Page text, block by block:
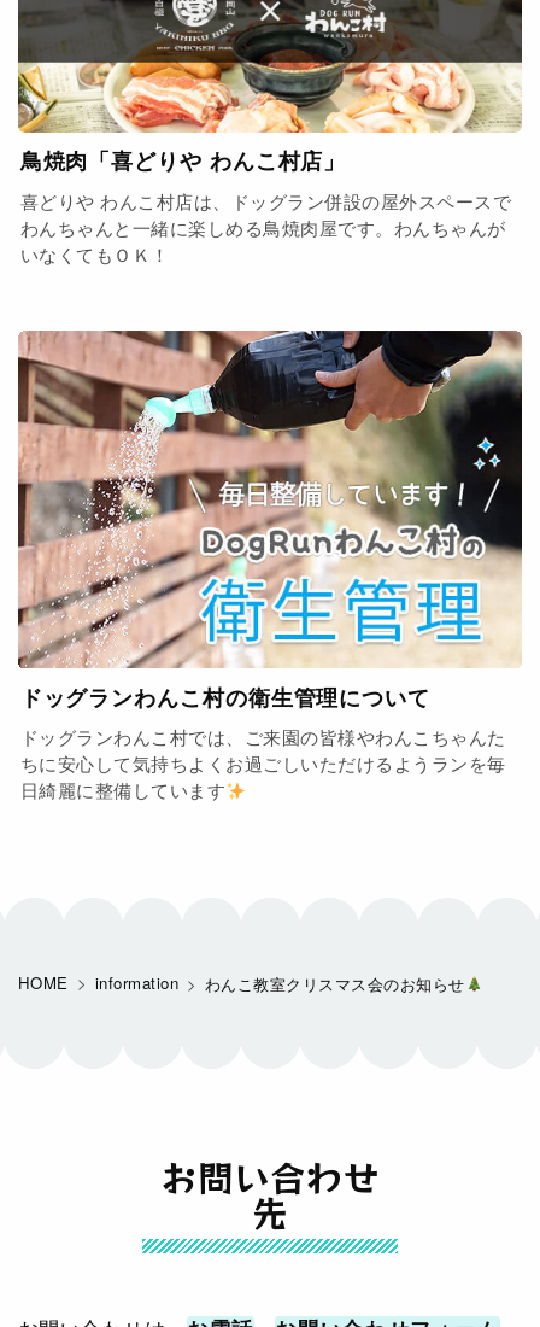
鳥焼肉「喜どりや わんこ村店」
喜どりや わんこ村店は、ドッグラン併設の屋外スペースで
わんちゃんと一緒に楽しめる鳥焼肉屋です。わんちゃんが
いなくてもＯＫ！
ドッグランわんこ村の衛生管理について
ドッグランわんこ村では、ご来園の皆様やわんこちゃんた
ちに安心して気持ちよくお過ごしいただけるようランを毎
日綺麗に整備しています
HOME information わんこ教室クリスマス会のお知らせ
お問い合わせ
先